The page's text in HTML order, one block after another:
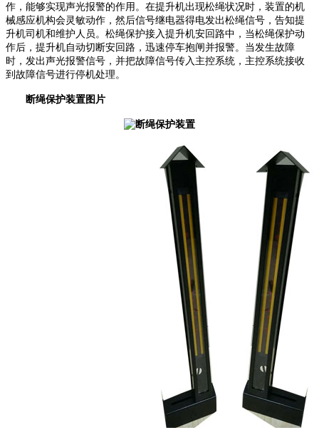
作，能够实现声光报警的作用。在提升机出现松绳状况时，装置的机
械感应机构会灵敏动作，然后信号继电器得电发出松绳信号，告知提
升机司机和维护人员。松绳保护接入提升机安回路中，当松绳保护动
作后，提升机自动切断安回路，迅速停车抱闸并报警。当发生故障
时，发出声光报警信号，并把故障信号传入主控系统，主控系统接收
到故障信号进行停机处理。
断绳保护装置图片